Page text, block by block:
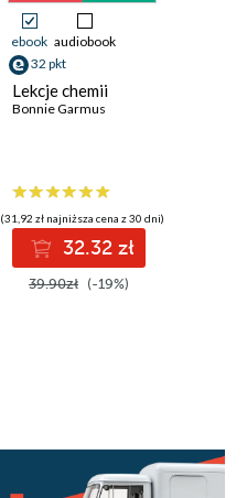
ebook audiobook
32 pkt
Lekcje chemii
Bonnie Garmus
(31,92 zł najniższa cena z 30 dni)
32.32 zł
39.90zł (-19%)